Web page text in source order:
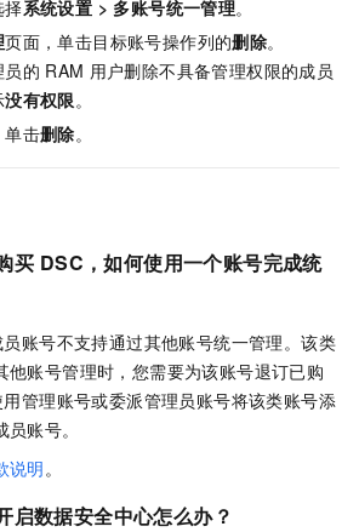
择系统设置 > 多账号统一管理。
页面，单击目标账号操作列的删除。
的 RAM 用户删除不具备管理权限的成员
没有权限 。
单击删除。
买 DSC，如何使用一个账号完成统
账号不支持通过其他账号统一管理。该类
他账号管理时，您需要为该账号退订已购
管理账号或委派管理员账号将该类账号添
账号。
说明。
启数据安全中心怎么办？